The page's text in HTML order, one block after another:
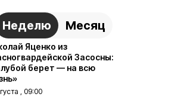
Неделю Месяц
Яценко из
Засосны:
берет — на всю
, 09:00